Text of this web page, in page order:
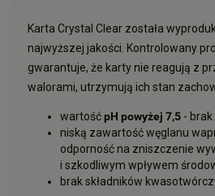
Karta Crystal Clear została
najwyższej jakości. Kontrolowany
gwarantuje, że karty nie reagują z
walorami, utrzymują ich stan
wartośćpH powyżej 7,5 -
niską zawartość węglanu
odporność na zniszczenie
i szkodliwym wpływem
brak składników